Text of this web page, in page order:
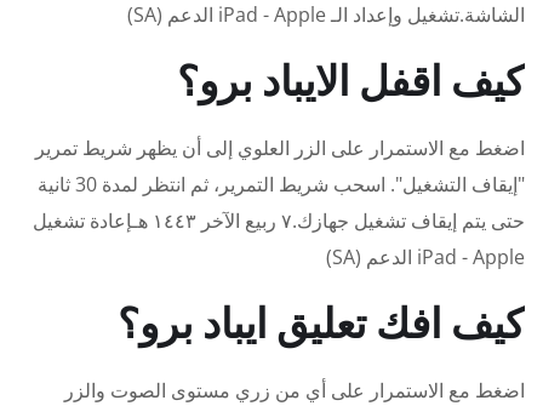
الشاشة.تشغيل وإعداد الـ iPad - Apple الدعم (SA)
كيف اقفل الايباد برو؟
اضغط مع الاستمرار على الزر العلوي إلى أن يظهر شريط تمرير
"إيقاف التشغيل". اسحب شريط التمرير، ثم انتظر لمدة 30 ثانية
حتى يتم إيقاف تشغيل جهازك.٧ ربيع الآخر ١٤٤٣ هـإعادة تشغيل
iPad - Apple الدعم (SA)
كيف افك تعليق ايباد برو؟
اضغط مع الاستمرار على أي من زري مستوى الصوت والزر